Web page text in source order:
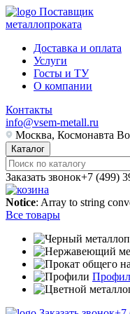
Поставщик
металлопроката
Доставка и оплата
Услуги
Госты и ТУ
О компании
Контакты
info@vsem-metall.ru
Москва, Космонавта
Каталог
Заказать звонок+7 (499)
Notice: Array to string
Все товары